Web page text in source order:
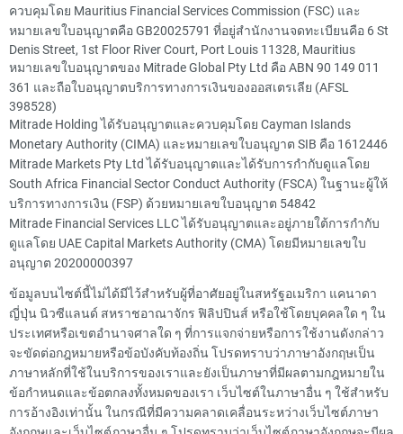
ควบคุมโดย Mauritius Financial Services Commission (FSC) และ
หมายเลขใบอนุญาตคือ GB20025791 ที่อยู่สำนักงานจดทะเบียนคือ 6 St
Denis Street, 1st Floor River Court, Port Louis 11328, Mauritius
หมายเลขใบอนุญาตของ Mitrade Global Pty Ltd คือ ABN 90 149 011
361 และถือใบอนุญาตบริการทางการเงินของออสเตรเลีย (AFSL
398528)
Mitrade Holding ได้รับอนุญาตและควบคุมโดย Cayman Islands
Monetary Authority (CIMA) และหมายเลขใบอนุญาต SIB คือ 1612446
Mitrade Markets Pty Ltd ได้รับอนุญาตและได้รับการกำกับดูแลโดย
South Africa Financial Sector Conduct Authority (FSCA) ในฐานะผู้ให้
บริการทางการเงิน (FSP) ด้วยหมายเลขใบอนุญาต 54842
Mitrade Financial Services LLC ได้รับอนุญาตและอยู่ภายใต้การกำกับ
ดูแลโดย UAE Capital Markets Authority (CMA) โดยมีหมายเลขใบ
อนุญาต 20200000397
ข้อมูลบนไซต์นี้ไม่ได้มีไว้สำหรับผู้ที่อาศัยอยู่ในสหรัฐอเมริกา แคนาดา
ญี่ปุ่น นิวซีแลนด์ สหราชอาณาจักร ฟิลิปปินส์ หรือใช้โดยบุคคลใด ๆ ใน
ประเทศหรือเขตอำนาจศาลใด ๆ ที่การแจกจ่ายหรือการใช้งานดังกล่าว
จะขัดต่อกฎหมายหรือข้อบังคับท้องถิ่น โปรดทราบว่าภาษาอังกฤษเป็น
ภาษาหลักที่ใช้ในบริการของเราและยังเป็นภาษาที่มีผลตามกฎหมายใน
ข้อกำหนดและข้อตกลงทั้งหมดของเรา เว็บไซต์ในภาษาอื่น ๆ ใช้สำหรับ
การอ้างอิงเท่านั้น ในกรณีที่มีความคลาดเคลื่อนระหว่างเว็บไซต์ภาษา